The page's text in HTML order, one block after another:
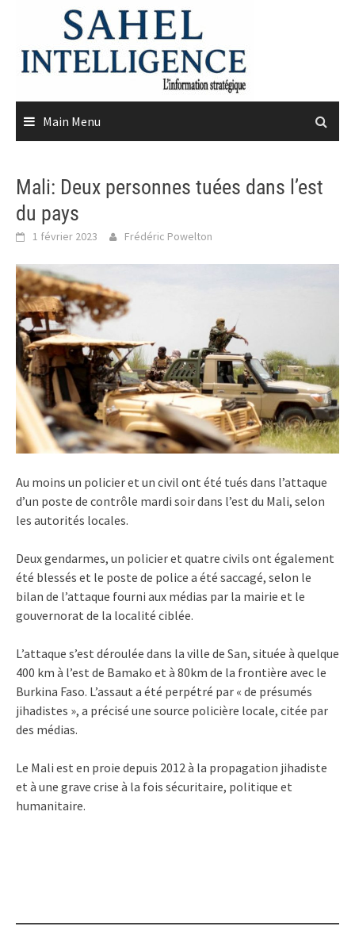
content
Main Menu
Mali: Deux personnes tuées dans l’est
du pays
1 février 2023 Frédéric Powelton
Au moins un policier et un civil ont été tués dans l’attaque
d’un poste de contrôle mardi soir dans l’est du Mali, selon
les autorités locales.
Deux gendarmes, un policier et quatre civils ont également
été blessés et le poste de police a été saccagé, selon le
bilan de l’attaque fourni aux médias par la mairie et le
gouvernorat de la localité ciblée.
L’attaque s’est déroulée dans la ville de San, située à quelque
400 km à l’est de Bamako et à 80km de la frontière avec le
Burkina Faso. L’assaut a été perpétré par « de présumés
jihadistes », a précisé une source policière locale, citée par
des médias.
Le Mali est en proie depuis 2012 à la propagation jihadiste
et à une grave crise à la fois sécuritaire, politique et
humanitaire.